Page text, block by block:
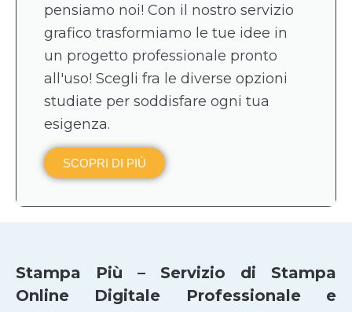
pensiamo noi! Con il nostro servizio
grafico trasformiamo le tue idee in
un progetto professionale pronto
all'uso! Scegli fra le diverse opzioni
studiate per soddisfare ogni tua
esigenza.
SCOPRI DI PIÙ
Stampa Più – Servizio di Stampa
Online Digitale Professionale e